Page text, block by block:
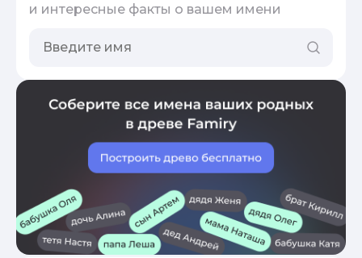
и интересные факты о вашем имени